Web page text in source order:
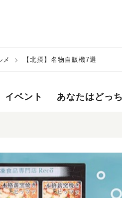
メ 【北摂】名物自販機7選
イベント あなたはどっ